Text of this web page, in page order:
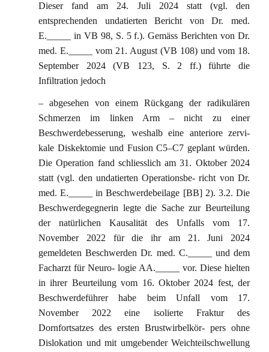
Dieser fand am 24. Juli 2024 statt (vgl. den
entsprechenden undatierten Bericht von Dr. med.
E._____ in VB 98, S. 5 f.). Gemäss Berichten von Dr.
med. E._____ vom 21. August (VB 108) und vom 18.
September 2024 (VB 123, S. 2 ff.) führte die
Infiltration jedoch
– abgesehen von einem Rückgang der radikulären
Schmerzen im linken Arm – nicht zu einer
Beschwerdebesserung, weshalb eine anteriore zervi-
kale Diskektomie und Fusion C5–C7 geplant würden.
Die Operation fand schliesslich am 31. Oktober 2024
statt (vgl. den undatierten Operationsbe- richt von Dr.
med. E._____ in Beschwerdebeilage [BB] 2). 3.2. Die
Beschwerdegegnerin legte die Sache zur Beurteilung
der natürlichen Kausalität des Unfalls vom 17.
November 2022 für die ihr am 21. Juni 2024
gemeldeten Beschwerden Dr. med. C._____ und dem
Facharzt für Neuro- logie AA._____ vor. Diese hielten
in ihrer Beurteilung vom 16. Oktober 2024 fest, der
Beschwerdeführer habe beim Unfall vom 17.
November 2022 eine isolierte Fraktur des
Dornfortsatzes des ersten Brustwirbelkör- pers ohne
Dislokation und mit umgebender Weichteilschwellung